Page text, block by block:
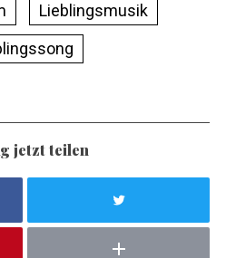
Lieblingsmusik
jetzt teilen